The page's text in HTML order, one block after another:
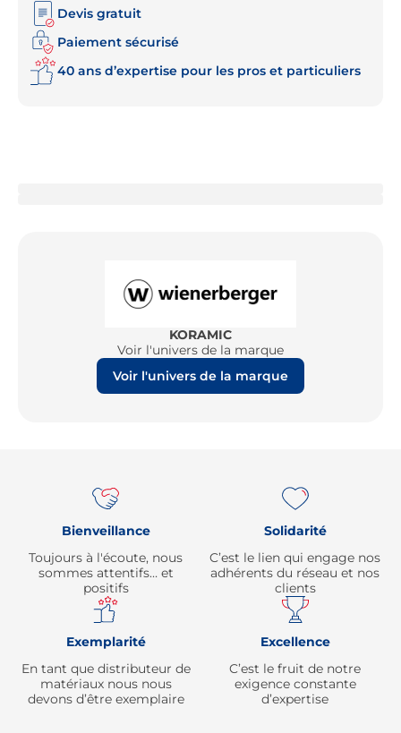
Devis gratuit
Paiement sécurisé
40 ans d’expertise pour les pros et particuliers
KORAMIC
Voir l'univers de la marque
Voir l'univers de la marque
Bienveillance
Toujours à l'écoute, nous
sommes attentifs… et
positifs
Solidarité
C’est le lien qui engage nos
adhérents du réseau et nos
clients
Exemplarité
En tant que distributeur de
matériaux nous nous
devons d’être exemplaire
Excellence
C’est le fruit de notre
exigence constante
d’expertise